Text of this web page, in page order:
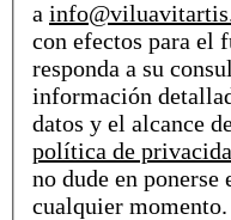
a
con efectos para el
responda a su
información
datos y el alcance
política de
no dude en ponerse
cualquier momento.